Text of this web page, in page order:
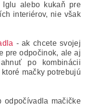
alebo kukaň pre
interiérov, nie však
- ak chcete svojej
pre odpočinok, ale aj
po kombinácii
mačky potrebujú
odpočívadla mačičke